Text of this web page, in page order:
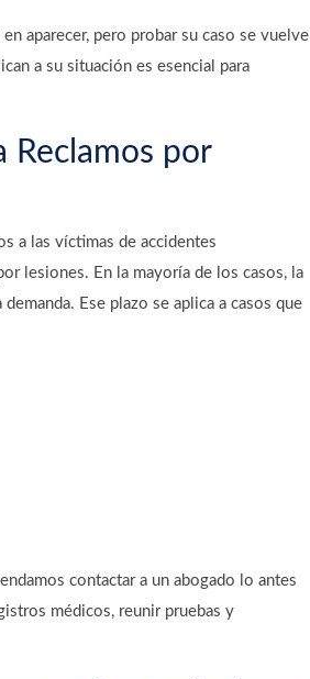
aparecer, pero probar su caso se vuelve
a su situación es esencial para
Reclamos por
a las víctimas de accidentes
lesiones. En la mayoría de los casos, la
Ese plazo se aplica a casos que
contactar a un abogado lo antes
médicos, reunir pruebas y